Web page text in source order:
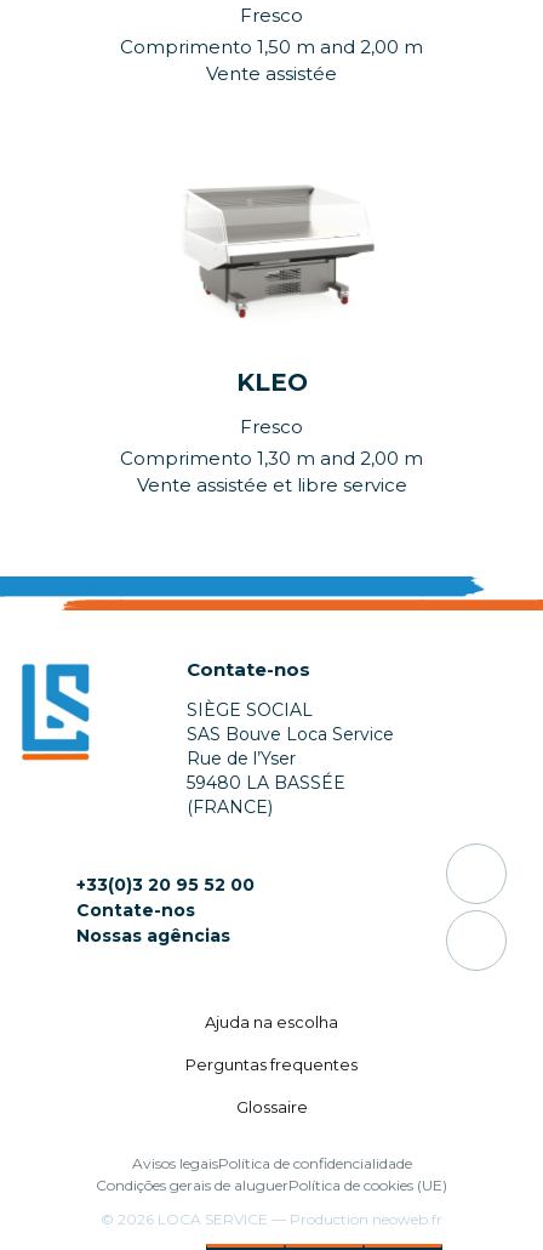
Fresco
Comprimento 1,50 m and 2,00 m
Vente assistée
KLEO
Fresco
Comprimento 1,30 m and 2,00 m
Vente assistée et libre service
Contate-nos
SIÈGE SOCIAL
SAS Bouve Loca Service
Rue de l’Yser
59480 LA BASSÉE
(FRANCE)
+33(0)3 20 95 52 00
Contate-nos
Nossas agências
Ajuda na escolha
Perguntas frequentes
Glossaire
Avisos legaisPolítica de confidencialidade
Condições gerais de aluguerPolítica de cookies (UE)
© 2026 LOCA SERVICE — Production neoweb.fr